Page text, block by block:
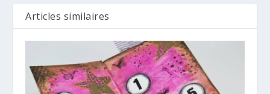
Articles similaires